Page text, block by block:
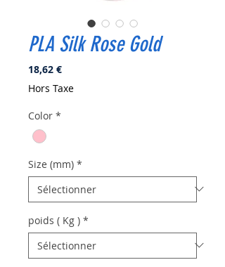
PLA Silk Rose Gold
18,62 €Prix
Hors Taxe
Color *
Size (mm) *
poids ( Kg ) *